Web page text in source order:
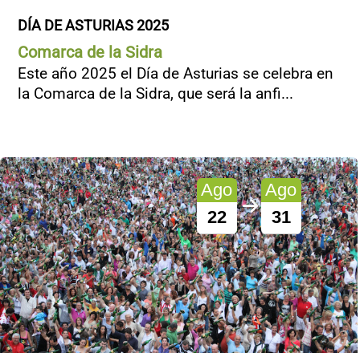
DÍA DE ASTURIAS 2025
Comarca de la Sidra
Este año 2025 el Día de Asturias se celebra en
la Comarca de la Sidra, que será la anfi...
Ago
22
Ago
31